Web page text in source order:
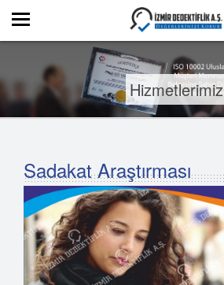
Hizmetlerimiz
Sadakat Araştırması